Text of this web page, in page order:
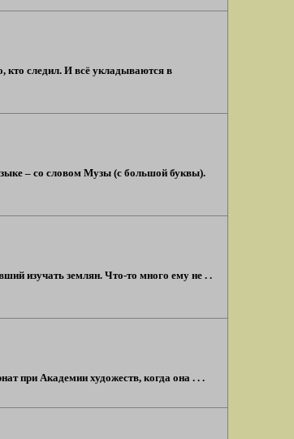
кто следил. И всё укладываются в
– со словом Музы (с большой буквы).
изучать землян. Что-то много ему не . .
при Академии художеств, когда она . . .